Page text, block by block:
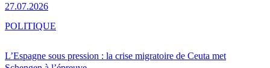
27.07.2026
L’Espagne sous pression : la crise migratoire de Ceuta met
POLITIQUE